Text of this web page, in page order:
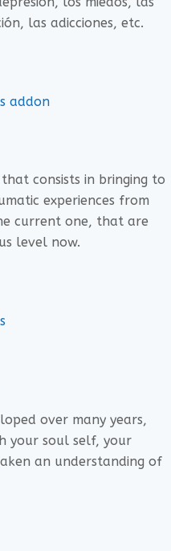
las adicciones, etc.
consists in bringing to
experiences from
current one, that are
level now.
over many years,
your soul self, your
an understanding of